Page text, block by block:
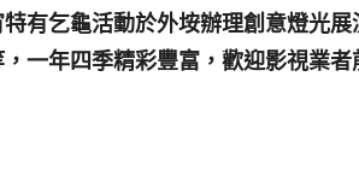
有乞龜活動於外垵辦理創意燈光
一年四季精彩豐富，歡迎影視業